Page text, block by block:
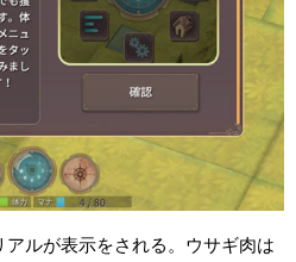
アルが表示をされる。ウサギ肉は